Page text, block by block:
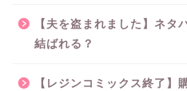
【夫を盗まれました】ネタ
結ばれる？
【レジンコミックス終了】